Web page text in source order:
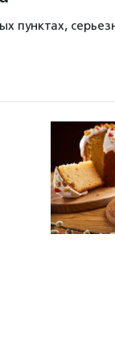
пунктах,